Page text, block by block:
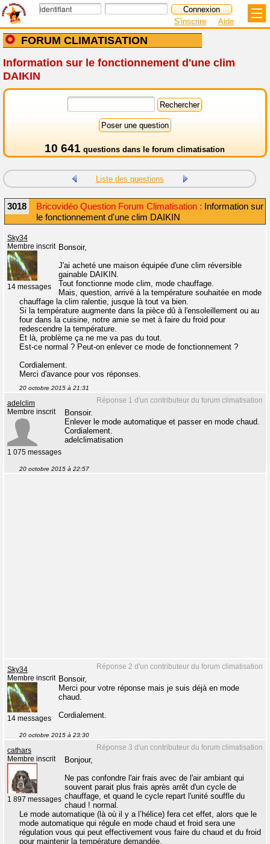
FORUM CLIMATISATION
S'inscrire Aide
Information sur le fonctionnement d'une clim
DAIKIN
10 641 questions dans le forum climatisation
Liste des questions
3018 Bricovidéo Question Forum Climatisation : Information sur
le fonctionnement d'une clim DAIKIN
Sky34
Membre inscrit
14 messages
Bonsoir,
J'ai acheté une maison équipée d'une clim réversible
gainable DAIKIN.
Tout fonctionne mode clim, mode chauffage.
Mais, question, arrivé à la température souhaitée en mode
chauffage la clim ralentie, jusque là tout va bien.
Si la température augmente dans la pièce dû à l'ensoleillement ou au
four dans la cuisine, notre amie se met à faire du froid pour
redescendre la température.
Et là, problème ça ne me va pas du tout.
Est-ce normal ? Peut-on enlever ce mode de fonctionnement ?
Cordialement.
Merci d'avance pour vos réponses.
20 octobre 2015 à 21:31
Réponse 1 d'un contributeur du forum climatisation
adelclim
Membre inscrit
1 075 messages
Bonsoir.
Enlever le mode automatique et passer en mode chaud.
Cordialement.
adelclimatisation
20 octobre 2015 à 22:57
Réponse 2 d'un contributeur du forum climatisation
Sky34
Membre inscrit
14 messages
Bonsoir,
Merci pour votre réponse mais je suis déjà en mode
chaud.
Cordialement.
20 octobre 2015 à 23:30
Réponse 3 d'un contributeur du forum climatisation
cathars
Membre inscrit
1 897 messages
Bonjour,
Ne pas confondre l'air frais avec de l'air ambiant qui
souvent parait plus frais après arrêt d'un cycle de
chauffage, et quand le cycle repart l'unité souffle du
chaud ! normal.
Le mode automatique (là où il y a l’hélice) fera cet effet, alors que le
mode automatique qui régule en mode chaud et froid sera une
régulation vous qui peut effectivement vous faire du chaud et du froid
pour maintenir la température demandée.